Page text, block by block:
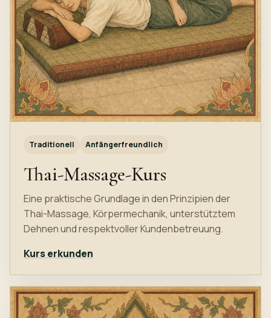
Traditionell Anfängerfreundlich
Thai-Massage-Kurs
Eine praktische Grundlage in den Prinzipien der
Thai-Massage, Körpermechanik, unterstütztem
Dehnen und respektvoller Kundenbetreuung.
Kurs erkunden